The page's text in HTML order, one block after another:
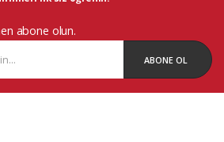
abone olun.
ABONE OL